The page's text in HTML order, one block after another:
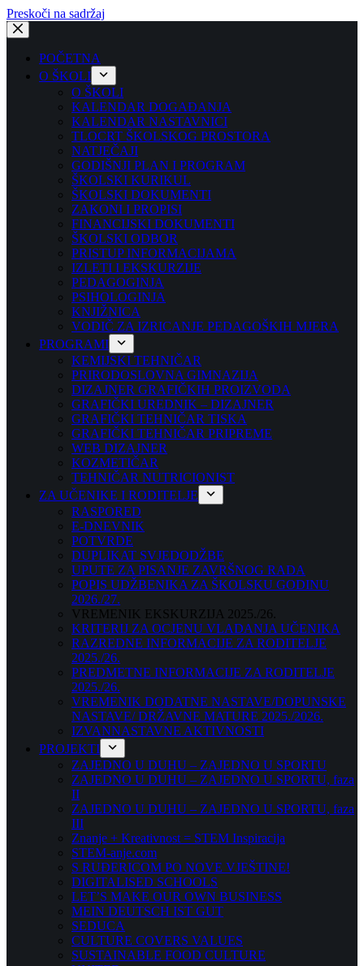
Preskoči na sadržaj
POČETNA
O ŠKOLI
O ŠKOLI
KALENDAR DOGAĐANJA
KALENDAR NASTAVNICI
TLOCRT ŠKOLSKOG PROSTORA
NATJEČAJI
GODIŠNJI PLAN I PROGRAM
ŠKOLSKI KURIKUL
ŠKOLSKI DOKUMENTI
ZAKONI I PROPISI
FINANCIJSKI DOKUMENTI
ŠKOLSKI ODBOR
PRISTUP INFORMACIJAMA
IZLETI I EKSKURZIJE
PEDAGOGINJA
PSIHOLOGINJA
KNJIŽNICA
VODIČ ZA IZRICANJE PEDAGOŠKIH MJERA
PROGRAMI
KEMIJSKI TEHNIČAR
PRIRODOSLOVNA GIMNAZIJA
DIZAJNER GRAFIČKIH PROIZVODA
GRAFIČKI UREDNIK – DIZAJNER
GRAFIČKI TEHNIČAR TISKA
GRAFIČKI TEHNIČAR PRIPREME
WEB DIZAJNER
KOZMETIČAR
TEHNIČAR NUTRICIONIST
ZA UČENIKE I RODITELJE
RASPORED
E-DNEVNIK
POTVRDE
DUPLIKAT SVJEDODŽBE
UPUTE ZA PISANJE ZAVRŠNOG RADA
POPIS UDŽBENIKA ZA ŠKOLSKU GODINU
2026./27.
VREMENIK EKSKURZIJA 2025./26.
KRITERIJ ZA OCJENU VLADANJA UČENIKA
RAZREDNE INFORMACIJE ZA RODITELJE
2025./26.
PREDMETNE INFORMACIJE ZA RODITELJE
2025./26.
VREMENIK DODATNE NASTAVE/DOPUNSKE
NASTAVE/ DRŽAVNE MATURE 2025./2026.
IZVANNASTAVNE AKTIVNOSTI
PROJEKTI
ZAJEDNO U DUHU – ZAJEDNO U SPORTU
ZAJEDNO U DUHU – ZAJEDNO U SPORTU, faza
II
ZAJEDNO U DUHU – ZAJEDNO U SPORTU, faza
III
Znanje + Kreativnost = STEM Inspiracija
STEM-anje.com
S RUĐERICOM PO NOVE VJEŠTINE!
DIGITALISED SCHOOLS
LET’S MAKE OUR OWN BUSINESS
MEIN DEUTSCH IST GUT
SEDUCA
CULTURE COVERS VALUES
SUSTAINABLE FOOD CULTURE